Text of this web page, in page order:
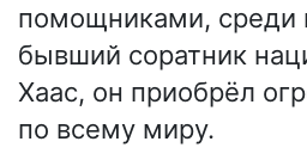
помощниками, среди
бывший соратник
Хаас, он приобрёл
по всему миру.